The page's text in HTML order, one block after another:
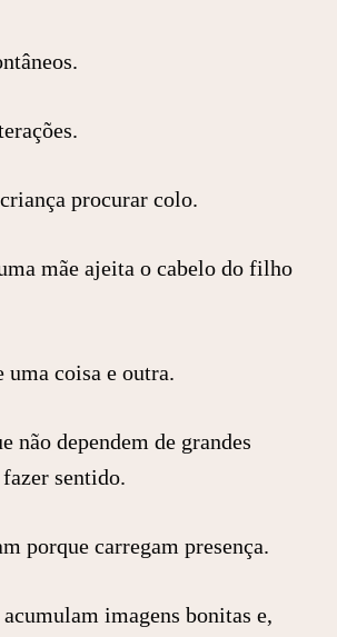
procurar colo.
mãe ajeita o cabelo do filho
coisa e outra.
não dependem de grandes
sentido.
porque carregam presença.
imagens bonitas e,